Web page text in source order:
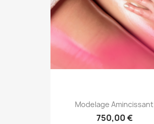
Modelage Amincissant
750,00 €